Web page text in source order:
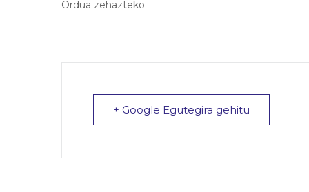
Ordua zehazteko
+ Google Egutegira gehitu